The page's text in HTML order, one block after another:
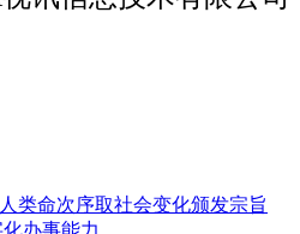
类命次序取社会变化颁发宗旨